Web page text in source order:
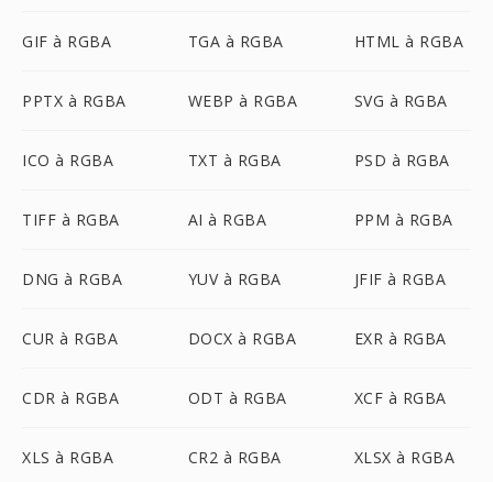
GIF à RGBA TGA à RGBA HTML à RGBA
PPTX à RGBA WEBP à RGBA SVG à RGBA
ICO à RGBA TXT à RGBA PSD à RGBA
TIFF à RGBA AI à RGBA PPM à RGBA
DNG à RGBA YUV à RGBA JFIF à RGBA
CUR à RGBA DOCX à RGBA EXR à RGBA
CDR à RGBA ODT à RGBA XCF à RGBA
XLS à RGBA CR2 à RGBA XLSX à RGBA